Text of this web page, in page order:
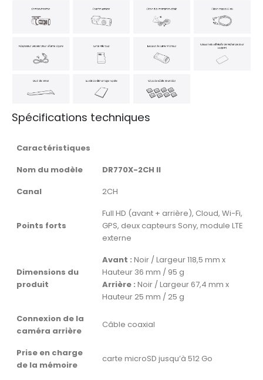
Spécifications techniques
Caractéristiques
Nom du modèle
DR770X-2CH II
Canal
2CH
Points forts
Full HD (avant + arrière), Cloud, Wi-Fi,
GPS, deux capteurs Sony, module LTE
externe
Dimensions du
produit
Avant : Noir / Largeur 118,5 mm x
Hauteur 36 mm / 95 g
Arrière : Noir / Largeur 67,4 mm x
Hauteur 25 mm / 25 g
Connexion de la
caméra arrière
Câble coaxial
Prise en charge
de la mémoire
carte microSD jusqu’à 512 Go